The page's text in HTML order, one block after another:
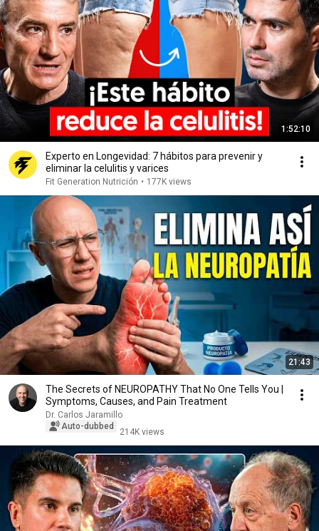
1:52:10
Experto en Longevidad: 7 hábitos para prevenir y
eliminar la celulitis y varices
Fit Generation Nutrición • 177K views
21:43
The Secrets of NEUROPATHY That No One Tells You |
Symptoms, Causes, and Pain Treatment
Dr. Carlos Jaramillo
Auto-dubbed
214K views